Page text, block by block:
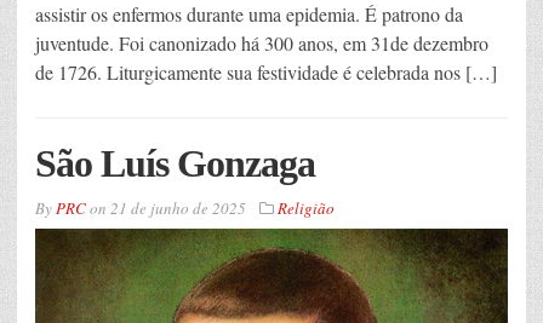
assistir os enfermos durante uma epidemia. É patrono da
juventude. Foi canonizado há 300 anos, em 31de dezembro
de 1726. Liturgicamente sua festividade é celebrada nos […]
São Luís Gonzaga
ByPRCon 21 de junho de 2025 Religião